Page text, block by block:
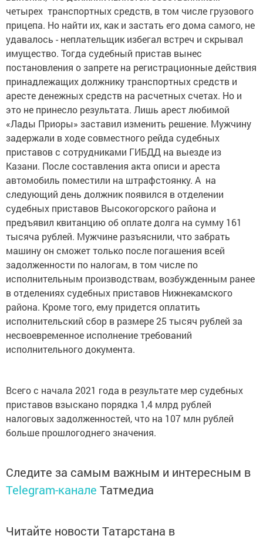
четырех транспортных средств, в том числе грузового
прицепа. Но найти их, как и застать его дома самого, не
удавалось - неплательщик избегал встреч и скрывал
имущество. Тогда судебный пристав вынес
постановления о запрете на регистрационные действия
принадлежащих должнику транспортных средств и
аресте денежных средств на расчетных счетах. Но и
это не принесло результата. Лишь арест любимой
«Лады Приоры» заставил изменить решение. Мужчину
задержали в ходе совместного рейда судебных
приставов с сотрудниками ГИБДД на выезде из
Казани. После составления акта описи и ареста
автомобиль поместили на штрафстоянку. А на
следующий день должник появился в отделении
судебных приставов Высокогорского района и
предъявил квитанцию об оплате долга на сумму 161
тысяча рублей. Мужчине разъяснили, что забрать
машину он сможет только после погашения всей
задолженности по налогам, в том числе по
исполнительным производствам, возбужденным ранее
в отделениях судебных приставов Нижнекамского
района. Кроме того, ему придется оплатить
исполнительский сбор в размере 25 тысяч рублей за
несвоевременное исполнение требований
исполнительного документа.
Всего с начала 2021 года в результате мер судебных
приставов взыскано порядка 1,4 млрд рублей
налоговых задолженностей, что на 107 млн рублей
больше прошлогоднего значения.
Следите за самым важным и интересным в
Telegram-канале Татмедиа
Читайте новости Татарстана в